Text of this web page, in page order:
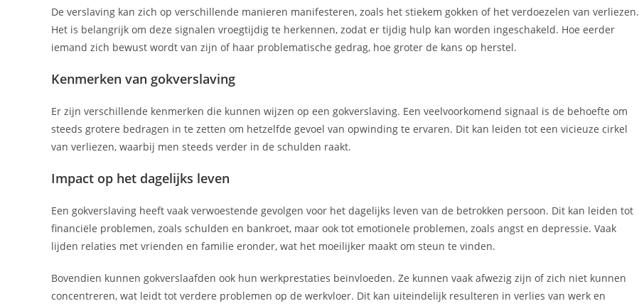
De verslaving kan zich op verschillende manieren manifesteren, zoals het stiekem gokken of het verdoezelen van verliezen.
Het is belangrijk om deze signalen vroegtijdig te herkennen, zodat er tijdig hulp kan worden ingeschakeld. Hoe eerder
iemand zich bewust wordt van zijn of haar problematische gedrag, hoe groter de kans op herstel.
Kenmerken van gokverslaving
Er zijn verschillende kenmerken die kunnen wijzen op een gokverslaving. Een veelvoorkomend signaal is de behoefte om
steeds grotere bedragen in te zetten om hetzelfde gevoel van opwinding te ervaren. Dit kan leiden tot een vicieuze cirkel
van verliezen, waarbij men steeds verder in de schulden raakt.
Impact op het dagelijks leven
Een gokverslaving heeft vaak verwoestende gevolgen voor het dagelijks leven van de betrokken persoon. Dit kan leiden tot
financiële problemen, zoals schulden en bankroet, maar ook tot emotionele problemen, zoals angst en depressie. Vaak
lijden relaties met vrienden en familie eronder, wat het moeilijker maakt om steun te vinden.
Bovendien kunnen gokverslaafden ook hun werkprestaties beïnvloeden. Ze kunnen vaak afwezig zijn of zich niet kunnen
concentreren, wat leidt tot verdere problemen op de werkvloer. Dit kan uiteindelijk resulteren in verlies van werk en